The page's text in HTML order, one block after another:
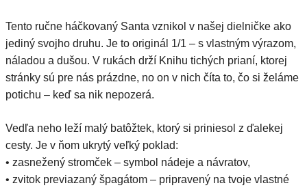
Tento ručne háčkovaný Santa vznikol v našej dielničke ako
jediný svojho druhu. Je to originál 1/1 – s vlastným výrazom,
náladou a dušou. V rukách drží Knihu tichých prianí, ktorej
stránky sú pre nás prázdne, no on v nich číta to, čo si želáme
potichu – keď sa nik nepozerá.
Vedľa neho leží malý batôžtek, ktorý si priniesol z ďalekej
cesty. Je v ňom ukrytý veľký poklad:
• zasnežený stromček – symbol nádeje a návratov,
• zvitok previazaný špagátom – pripravený na tvoje vlastné